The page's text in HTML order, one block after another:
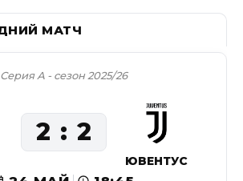
Серия А - сезон 2025/26
2 2
ЮВЕНТУС